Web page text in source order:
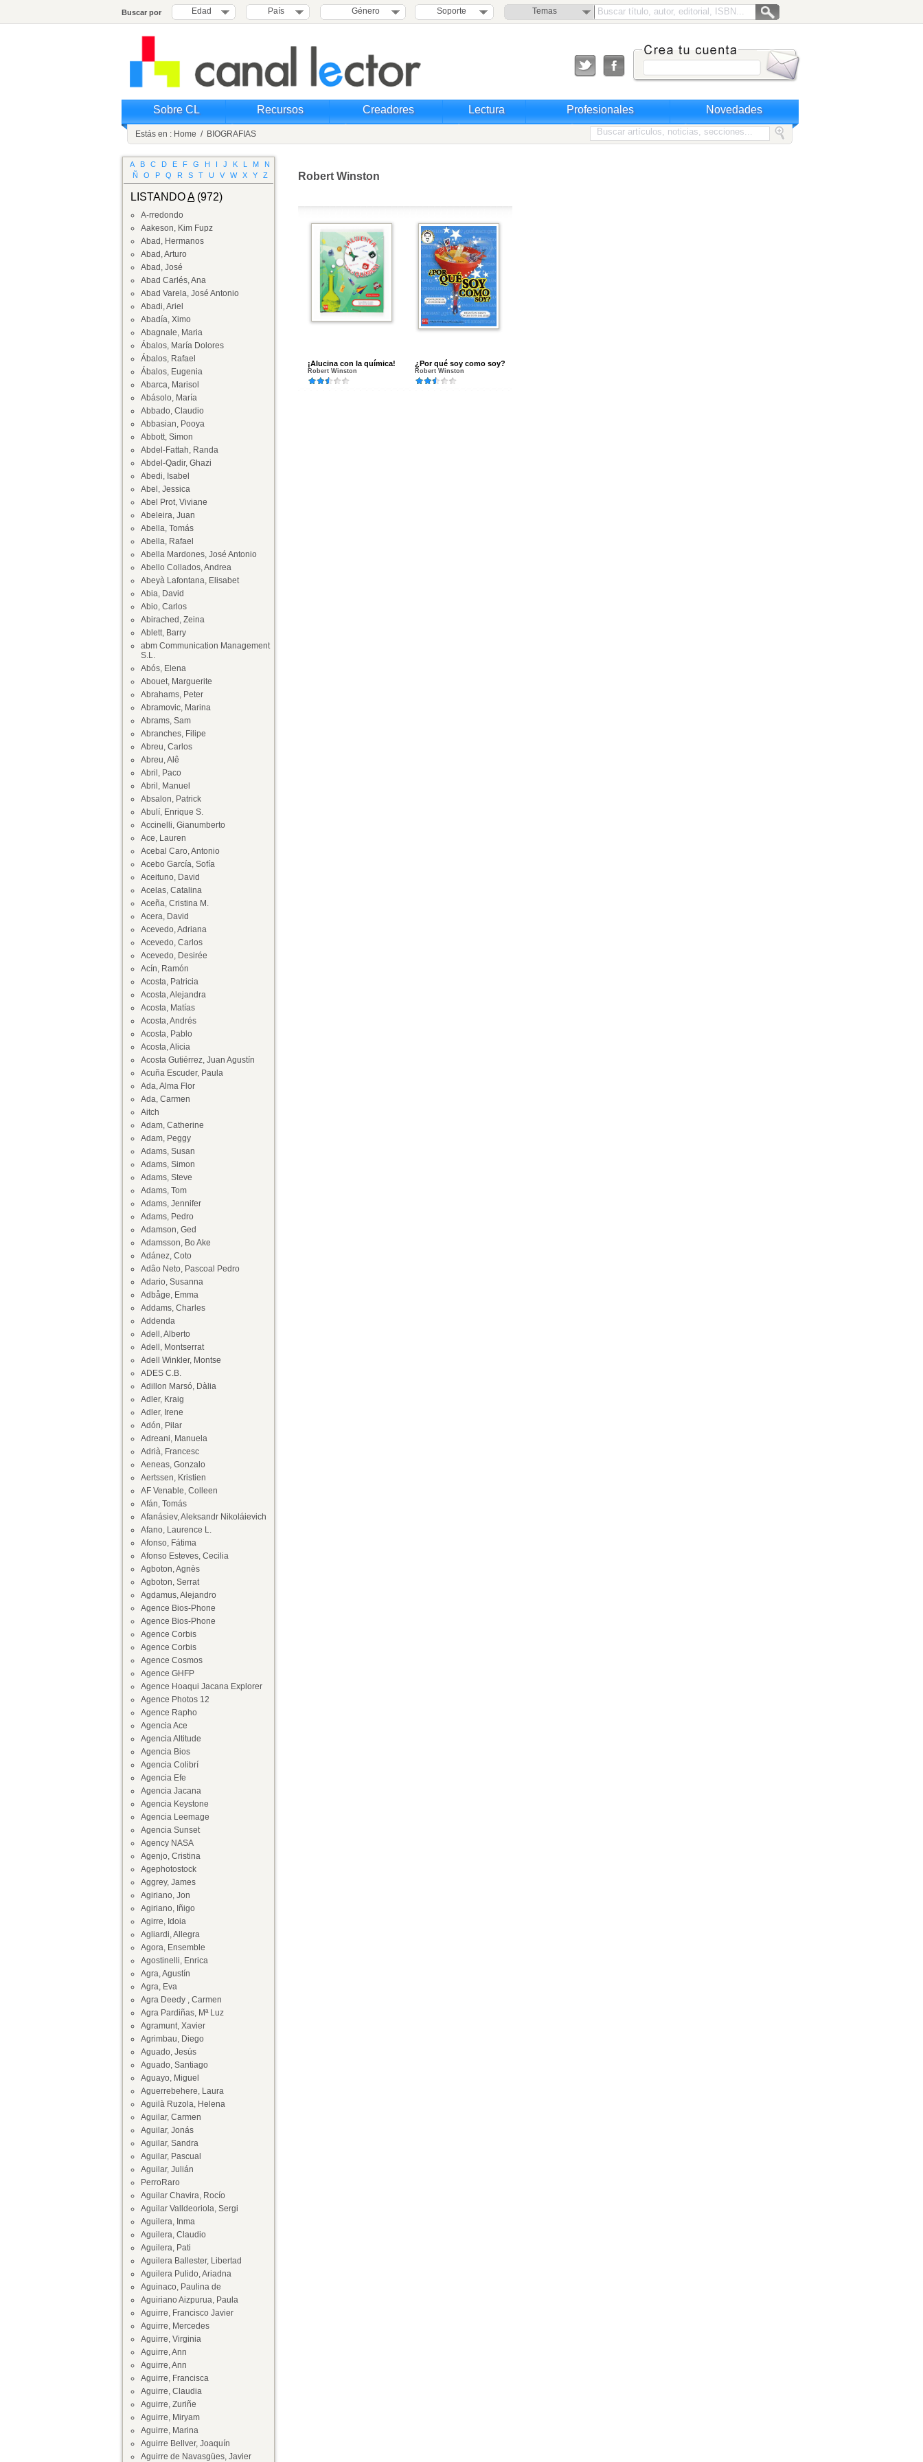
Buscar por Edad País Género Soporte Temas
Sobre CL Recursos Creadores Lectura Profesionales Novedades
Estás en : Home / BIOGRAFIAS
A B C D E F G H I J K L M
N
Ñ
O P Q R S T U V W X Y Z
LISTANDOA(972)
A-rredondo
Aakeson, Kim Fupz
Abad, Hermanos
Abad, Arturo
Abad, José
Abad Carlés, Ana
Abad Varela, José Antonio
Abadi, Ariel
Abadía, Ximo
Abagnale, Maria
Ábalos, María Dolores
Ábalos, Rafael
Ábalos, Eugenia
Abarca, Marisol
Abásolo, María
Abbado, Claudio
Abbasian, Pooya
Abbott, Simon
Abdel-Fattah, Randa
Abdel-Qadir, Ghazi
Abedi, Isabel
Abel, Jessica
Abel Prot, Viviane
Abeleira, Juan
Abella, Tomás
Abella, Rafael
Abella Mardones, José Antonio
Abello Collados, Andrea
Abeyà Lafontana, Elisabet
Abia, David
Abio, Carlos
Abirached, Zeina
Ablett, Barry
abm Communication Management
S.L.
Abós, Elena
Abouet, Marguerite
Abrahams, Peter
Abramovic, Marina
Abrams, Sam
Abranches, Filipe
Abreu, Carlos
Abreu, Alê
Abril, Paco
Abril, Manuel
Absalon, Patrick
Abulí, Enrique S.
Accinelli, Gianumberto
Ace, Lauren
Acebal Caro, Antonio
Acebo García, Sofía
Aceituno, David
Acelas, Catalina
Aceña, Cristina M.
Acera, David
Acevedo, Adriana
Acevedo, Carlos
Acevedo, Desirée
Acín, Ramón
Acosta, Patricia
Acosta, Alejandra
Acosta, Matías
Acosta, Andrés
Acosta, Pablo
Acosta, Alicia
Acosta Gutiérrez, Juan Agustín
Acuña Escuder, Paula
Ada, Alma Flor
Ada, Carmen
Aitch
Adam, Catherine
Adam, Peggy
Adams, Susan
Adams, Simon
Adams, Steve
Adams, Tom
Adams, Jennifer
Adams, Pedro
Adamson, Ged
Adamsson, Bo Ake
Adánez, Coto
Adâo Neto, Pascoal Pedro
Adario, Susanna
Adbåge, Emma
Addams, Charles
Addenda
Adell, Alberto
Adell, Montserrat
Adell Winkler, Montse
ADES C.B.
Adillon Marsó, Dàlia
Adler, Kraig
Adler, Irene
Adón, Pilar
Adreani, Manuela
Adrià, Francesc
Aeneas, Gonzalo
Aertssen, Kristien
AF Venable, Colleen
Afán, Tomás
Afanásiev, Aleksandr Nikoláievich
Afano, Laurence L.
Afonso, Fátima
Afonso Esteves, Cecilia
Agboton, Agnès
Agboton, Serrat
Agdamus, Alejandro
Agence Bios-Phone
Agence Bios-Phone
Agence Corbis
Agence Corbis
Agence Cosmos
Agence GHFP
Agence Hoaqui Jacana Explorer
Agence Photos 12
Agence Rapho
Agencia Ace
Agencia Altitude
Agencia Bios
Agencia Colibrí
Agencia Efe
Agencia Jacana
Agencia Keystone
Agencia Leemage
Agencia Sunset
Agency NASA
Agenjo, Cristina
Agephotostock
Aggrey, James
Agiriano, Jon
Agiriano, Iñigo
Agirre, Idoia
Agliardi, Allegra
Agora, Ensemble
Agostinelli, Enrica
Agra, Agustín
Agra, Eva
Agra Deedy , Carmen
Agra Pardiñas, Mª Luz
Agramunt, Xavier
Agrimbau, Diego
Aguado, Jesús
Aguado, Santiago
Aguayo, Miguel
Aguerrebehere, Laura
Aguilà Ruzola, Helena
Aguilar, Carmen
Aguilar, Jonás
Aguilar, Sandra
Aguilar, Pascual
Aguilar, Julián
PerroRaro
Aguilar Chavira, Rocío
Aguilar Valldeoriola, Sergi
Aguilera, Inma
Aguilera, Claudio
Aguilera, Pati
Aguilera Ballester, Libertad
Aguilera Pulido, Ariadna
Aguinaco, Paulina de
Aguiriano Aizpurua, Paula
Aguirre, Francisco Javier
Aguirre, Mercedes
Aguirre, Virginia
Aguirre, Ann
Aguirre, Ann
Aguirre, Francisca
Aguirre, Claudia
Aguirre, Zuriñe
Aguirre, Miryam
Aguirre, Marina
Aguirre Bellver, Joaquín
Aguirre de Navasgües, Javier
Robert Winston
¡Alucina con la química!
Robert Winston
¿Por qué soy como soy?
Robert Winston